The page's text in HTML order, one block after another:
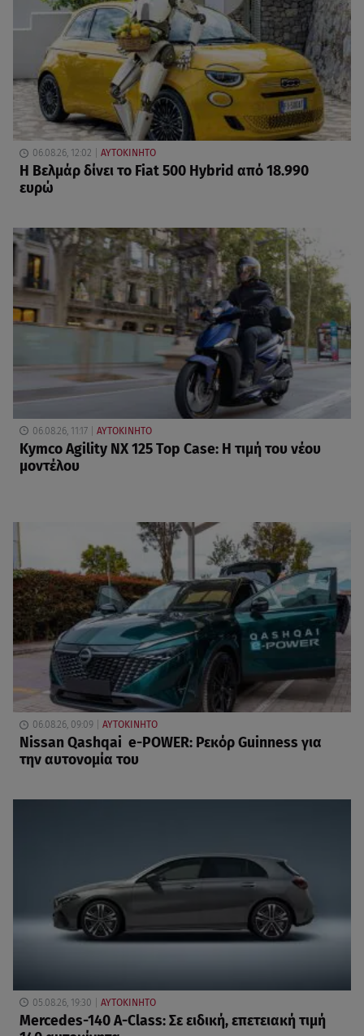
06.08.26, 12:02 ΑΥΤΟΚΙΝΗΤΟ
Η Βελμάρ δίνει το Fiat 500 Hybrid από 18.990
ευρώ
06.08.26, 11:17 ΑΥΤΟΚΙΝΗΤΟ
Kymco Agility NX 125 Τοp Case: Η τιμή του νέου
μοντέλου
06.08.26, 09:09 ΑΥΤΟΚΙΝΗΤΟ
Nissan Qashqai e-POWER: Ρεκόρ Guinness για
την αυτονομία του
05.08.26, 19:30 ΑΥΤΟΚΙΝΗΤΟ
Mercedes-140 A-Class: Σε ειδική, επετειακή τιμή